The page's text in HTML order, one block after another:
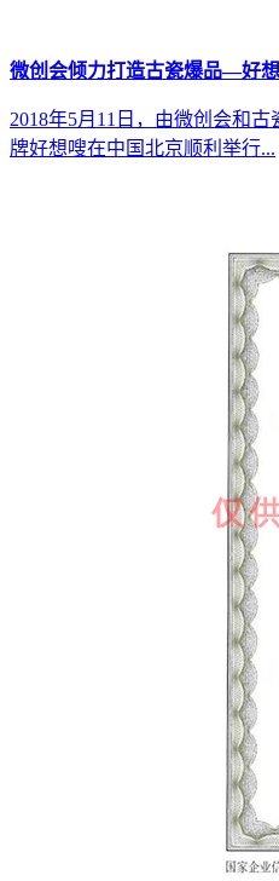
微创会倾力打造古瓷爆品—好
2018年5月11日，由微创会和
牌好想嗖在中国北京顺利举行...